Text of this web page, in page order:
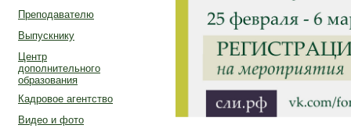
Преподавателю
Выпускнику
Центр
дополнительного
образования
Кадровое агентство
Видео и фото